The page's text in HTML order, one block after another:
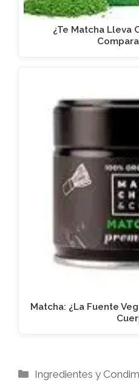
¿Te Matcha Lleva
Matcha: ¿La Fuente
Categorías
Ingredientes y